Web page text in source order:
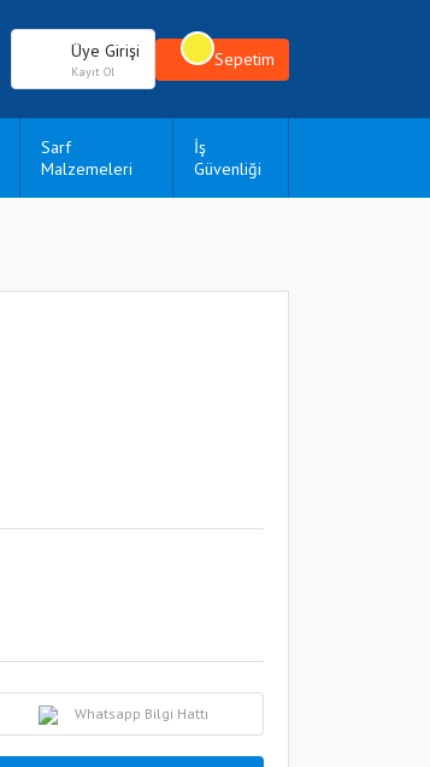
Üye Girişi
Kayıt Ol
Sepetim
Sarf
Malzemeleri
İş
Güvenliği
Whatsapp Bilgi Hattı